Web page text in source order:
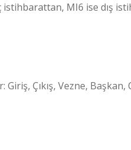
MI6 ise dış
Çıkış, Vezne,